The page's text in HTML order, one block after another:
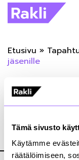
Tämä sivusto
Käytämme
räätälöimiseen,
Etusivu »
jäsenille
« Takaisin
Raklin
26.02.2026